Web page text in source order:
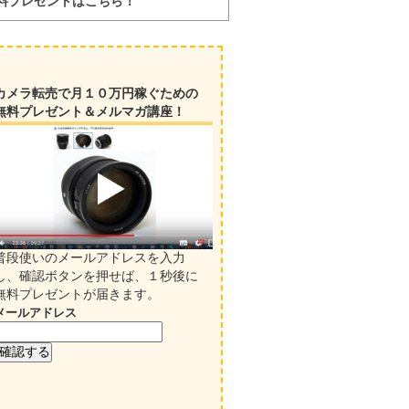
メラ転売で月１０万円稼ぐための
料プレゼント＆メルマガ講座！
段使いのメールアドレスを入力
、確認ボタンを押せば、１秒後に
料プレゼントが届きます。
ールアドレス